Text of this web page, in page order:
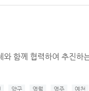
함께 협력하여 추진하
양구 영월 영주 예천